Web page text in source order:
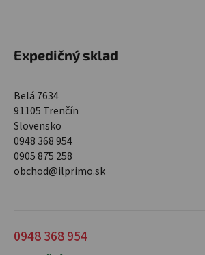
Expedičný sklad
Belá 7634
91105 Trenčín
Slovensko
0948 368 954
0905 875 258
obchod@ilprimo.sk
0948 368 954